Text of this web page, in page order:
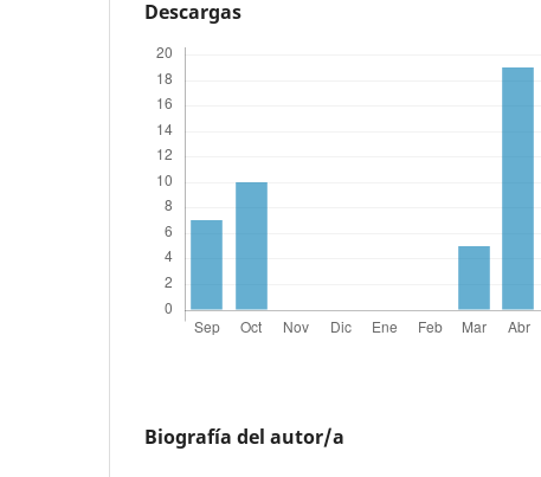
Descargas
Biografía del autor/a